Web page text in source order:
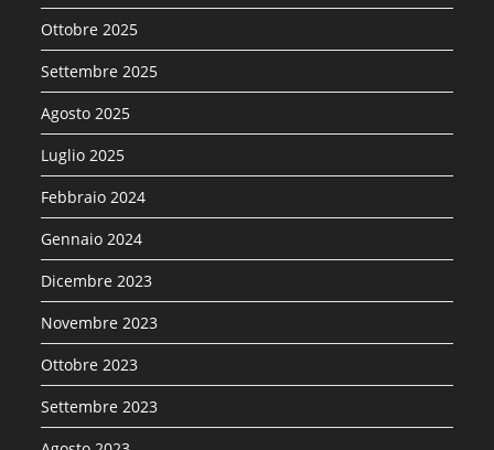
Ottobre 2025
Settembre 2025
Agosto 2025
Luglio 2025
Febbraio 2024
Gennaio 2024
Dicembre 2023
Novembre 2023
Ottobre 2023
Settembre 2023